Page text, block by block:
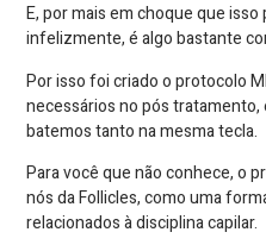
E, por mais em choque que
infelizmente, é algo bastante
Por isso foi criado o protocolo
necessários no pós
batemos tanto na mesma tecla.
Para você que não conhece, o
nós da Follicles, como uma
relacionados à disciplina capilar.